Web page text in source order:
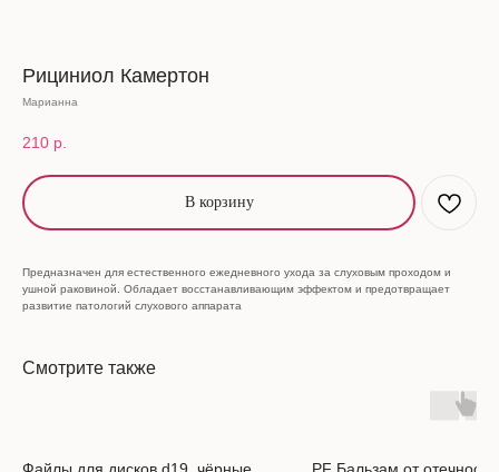
Рициниол Камертон
Марианна
210 р.
В корзину
Предназначен для естественного ежедневного ухода за слуховым проходом и
ушной раковиной. Обладает восстанавливающим эффектом и предотвращает
развитие патологий слухового аппарата
Смотрите также